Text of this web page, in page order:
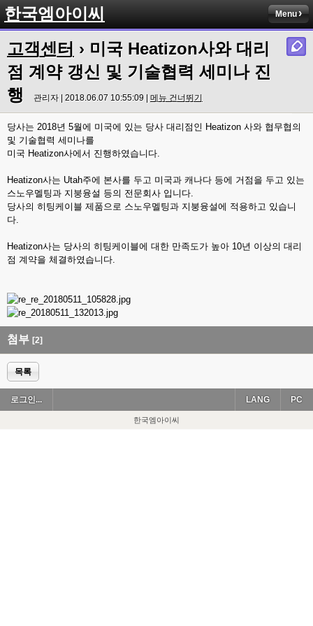
한국엠아이씨 Menu
고객센터 › 미국 Heatizon사와 대리
점 계약 갱신 및 기술협력 세미나 진
행
관리자 | 2018.06.07 10:55:09 | 메뉴 건너뛰기
당사는 2018년 5월에 미국에 있는 당사 대리점인 Heatizon 사와 협무협의
및 기술협력 세미나를
미국 Heatizon사에서 진행하였습니다.
Heatizon사는 Utah주에 본사를 두고 미국과 캐나다 등에 거점을 두고 있는
스노우멜팅과 지붕융설 등의 전문회사 입니다.
당사의 히팅케이블 제품으로 스노우멜팅과 지붕융설에 적용하고 있습니
다.
Heatizon사는 당사의 히팅케이블에 대한 만족도가 높아 10년 이상의 대리
점 계약을 체결하였습니다.
첨부 [2]
목록
로그인... PC
LANG
한국엠아이씨